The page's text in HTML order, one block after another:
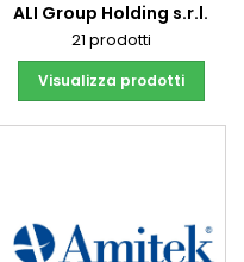
ALI Group Holding s.r.l.
21 prodotti
Visualizza prodotti